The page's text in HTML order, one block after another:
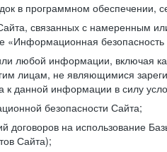
в программном обеспечении,
связанных с намеренным
«Информационная
любой информации, включая
лицам, не являющимися
данной информации в силу
безопасности Сайта;
договоров на использование
Сайта);